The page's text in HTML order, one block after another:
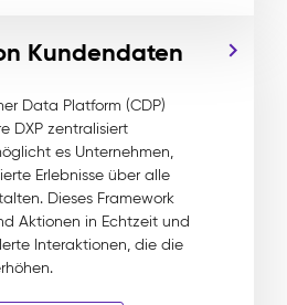
Kundendaten
Data Platform (CDP)
DXP zentralisiert
es Unternehmen,
Erlebnisse über alle
Dieses Framework
Aktionen in Echtzeit und
Interaktionen, die die